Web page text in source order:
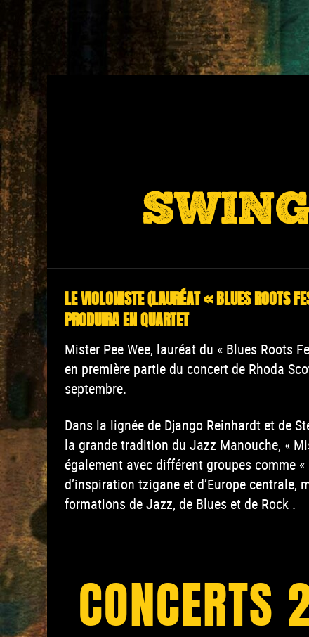
LE VIOLONISTE (LAURÉAT « BLUES ROOTS
PRODUIRA EN QUARTET
Mister Pee Wee, lauréat du « Blues Roots
en première partie du concert de Rhoda
septembre.
Dans la lignée de Django Reinhardt et de
la grande tradition du Jazz Manouche, «
également avec différent groupes comme «
d’inspiration tzigane et d’Europe centrale,
formations de Jazz, de Blues et de Rock .
CONCERTS